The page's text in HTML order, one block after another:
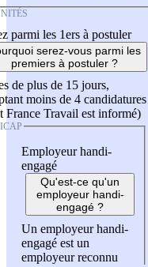
parmi les 1ers à postuler
serez-vous parmi les
premiers à postuler ?
de plus de 15 jours,
moins de 4 candidatures
France Travail est informé)
Employeur handi-
engagé
Qu'est-ce qu'un
employeur handi-
engagé ?
Un employeur handi-
engagé est un
employeur reconnu